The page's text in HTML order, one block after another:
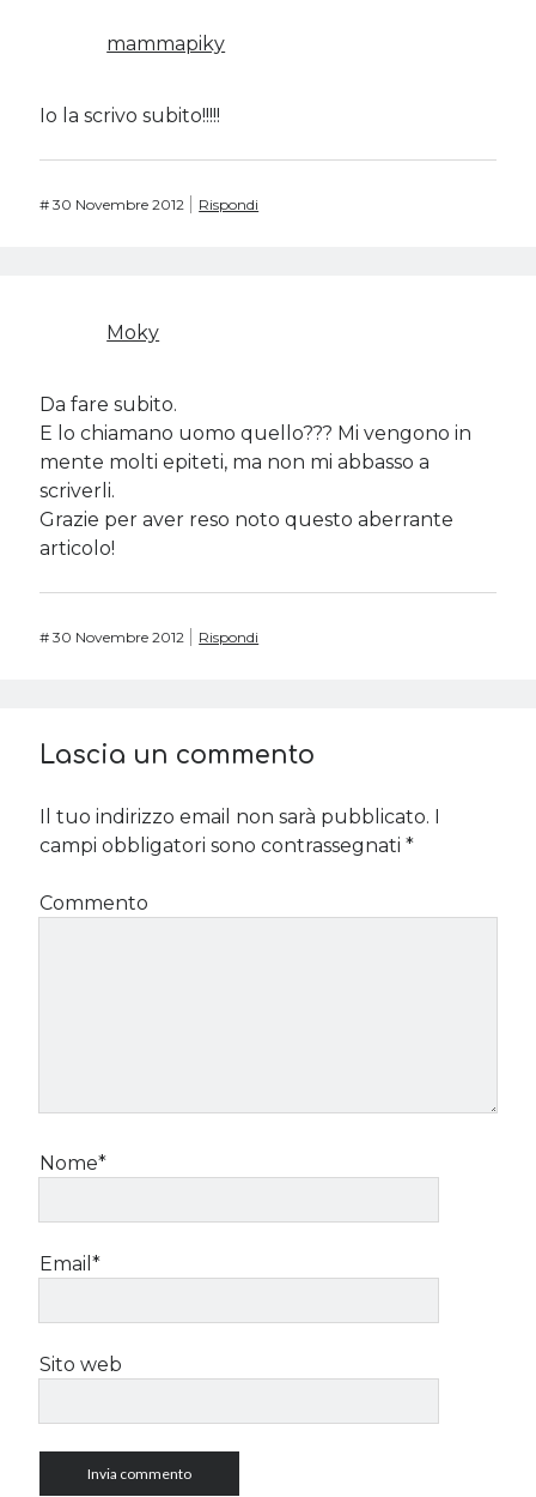
mammapiky
Io la scrivo subito!!!!!
#30 Novembre 2012 Rispondi
Moky
Da fare subito.
E lo chiamano uomo quello??? Mi vengono in
mente molti epiteti, ma non mi abbasso a
scriverli.
Grazie per aver reso noto questo aberrante
articolo!
#30 Novembre 2012 Rispondi
Lascia un commento
Il tuo indirizzo email non sarà pubblicato. I
campi obbligatori sono contrassegnati*
Commento
Nome*
Email*
Sito web